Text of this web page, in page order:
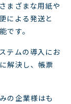
まざまな用紙や
による発送と
です。
テムの導入にお
解決し、帳票
の企業様はも